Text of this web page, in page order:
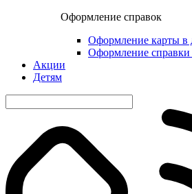
Оформление справок
Оформление карты в
Оформление справки
Акции
Детям